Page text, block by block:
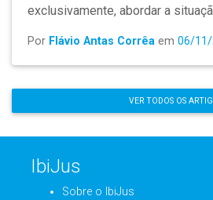
exclusivamente, abordar a
Por Flávio Antas Corrêa em 06/11/
VER TODOS OS
IbiJus
Sobre o IbiJus